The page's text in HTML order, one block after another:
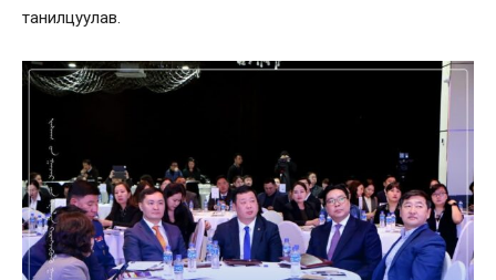
танилцуулав.